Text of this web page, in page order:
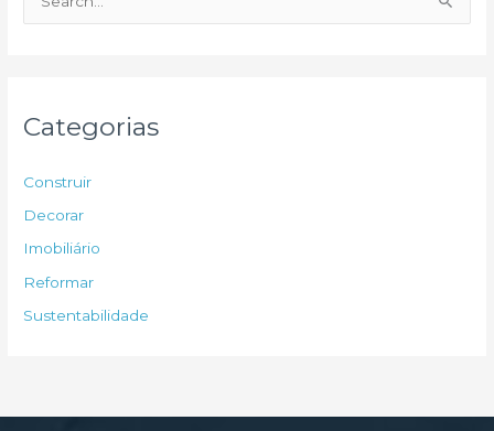
e
p
o
r
Categorias
Construir
Decorar
Imobiliário
Reformar
Sustentabilidade